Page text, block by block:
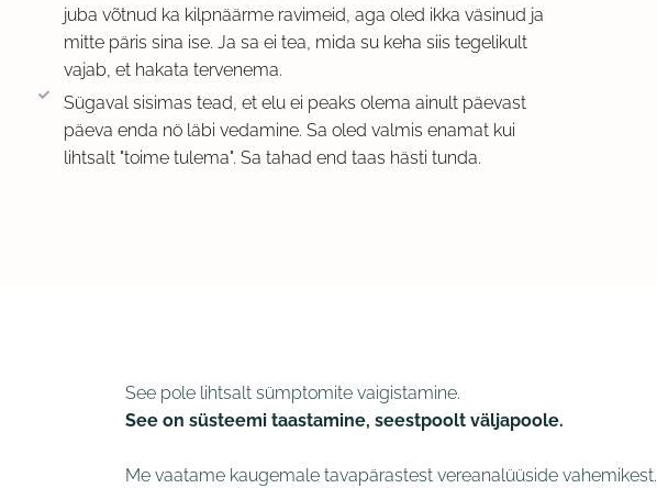
juba võtnud ka kilpnäärme ravimeid, aga oled ikka väsinud ja
mitte päris sina ise. Ja sa ei tea, mida su keha siis tegelikult
vajab, et hakata tervenema.
Sügaval sisimas tead, et elu ei peaks olema ainult päevast
päeva enda nö läbi vedamine. Sa oled valmis enamat kui
lihtsalt "toime tulema". Sa tahad end taas hästi tunda.
See pole lihtsalt sümptomite vaigistamine.
See on süsteemi taastamine, seestpoolt väljapoole.
Me vaatame kaugemale tavapärastest vereanalüüside vahemikest.